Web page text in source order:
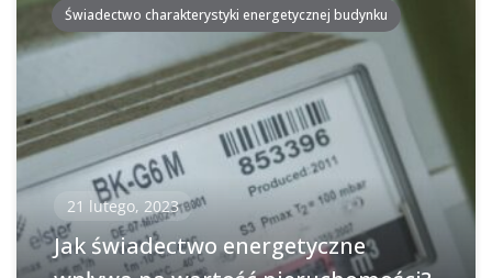
Świadectwo charakterystyki energetycznej budynku
21 lutego, 2023
Jak świadectwo energetyczne